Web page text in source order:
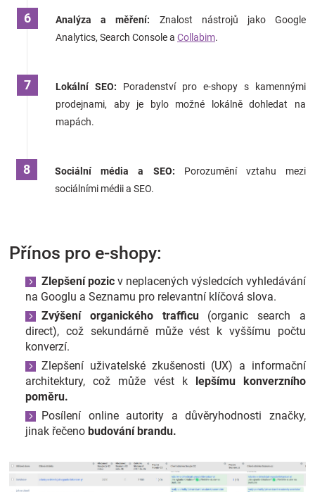
Analýza a měření: Znalost nástrojů jako Google
Analytics, Search Console a Collabim.
Lokální SEO: Poradenství pro e-shopy s kamennými
prodejnami, aby je bylo možné lokálně dohledat na
mapách.
Sociální média a SEO: Porozumění vztahu mezi
sociálními médii a SEO.
Přínos pro e-shopy:
Zlepšení pozic v neplacených výsledcích vyhledávání
na Googlu a Seznamu pro relevantní klíčová slova.
Zvýšení organického trafficu (organic search a
direct), což sekundárně může vést k vyššímu počtu
konverzí.
Zlepšení uživatelské zkušenosti (UX) a informační
architektury, což může vést k lepšímu konverzního
poměru.
Posílení online autority a důvěryhodnosti značky,
jinak řečeno budování brandu.